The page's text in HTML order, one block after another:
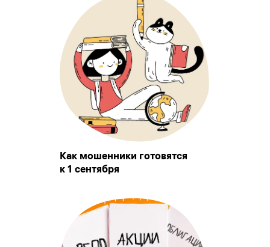
Как мошенники готовятся
к 1 сентября